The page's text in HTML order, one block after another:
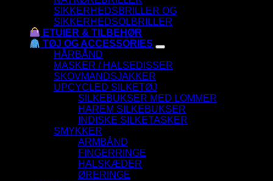
SIKKERHEDSBRILLER OG
SIKKERHEDSOLBRILLER
ETUIER & TILBEHØR
TØJ OG ACCESSORIES
HÅRBÅND
MASKER / HALSEDISSER
SKOVMANDSJAKKER
UPCYCLED SILKETØJ
SILKEBUKSER MED LOMMER
HAREM SILKEBUKSER
INDISKE SILKETASKER
SMYKKER
ARMBÅND
FINGERRINGE
HALSKÆDER
ØRERINGE